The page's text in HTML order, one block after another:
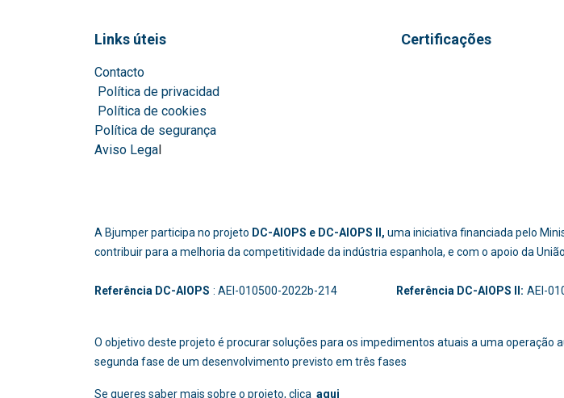
Links úteis
Contacto
Política de privacidad
Política de cookies
Política de segurança
Aviso Legal
Certificações
A Bjumper participa no projeto DC-AIOPS e DC-AIOPS II, uma iniciativa financiada pelo
contribuir para a melhoria da competitividade da indústria espanhola, e com o apoio da
Referência DC-AIOPS : AEI-010500-2022b-214 Referência DC-AIOPS II: AEI-
O objetivo deste projeto é procurar soluções para os impedimentos atuais a uma
segunda fase de um desenvolvimento previsto em três fases
Se queres saber mais sobre o projeto, clica aqui